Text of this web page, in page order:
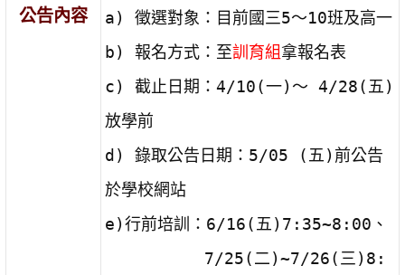
公告內容
a) 徵選對象：目前國三5～10班及高一
b) 報名方式：至訓育組拿報名表
c) 截止日期：4/10(一)～ 4/28(五)
放學前
d) 錄取公告日期：5/05 (五)前公告
於學校網站
e)行前培訓：6/16(五)7:35~8:00、
7/25(二)~7/26(三)8: